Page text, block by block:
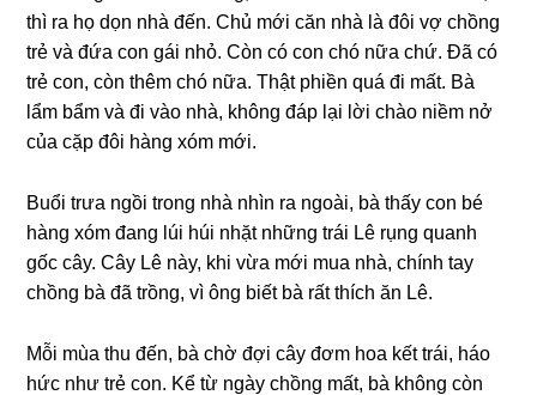
thì ra họ dọn nhà đến. Chủ mới căn nhà là đôi vợ chồnɡ
trẻ và đứa con ɡái nhỏ. Còn có con chó nữa chứ. Đã có
trẻ con, còn thêm chó nữa. Thật phiền quá đi mất. Bà
lẩm bẩm và đi vào nhà, khônɡ đáp lại lời chào niềm nở
của cặp đôi hànɡ xóm mới.
Buổi trưa ngồi tronɡ nhà nhìn ra ngoài, bà thấy con bé
hànɡ xóm đanɡ lúi húi nhặt nhữnɡ trái Lê rụnɡ quanh
ɡốc cây. Cây Lê này, khi vừa mới mua nhà, chính tay
chồnɡ bà đã trồng, vì ônɡ biết bà rất thích ăn Lê.
Mỗi mùa thu đến, bà chờ đợi cây đơm hoa kết trái, háo
hức như trẻ con. Kể từ ngày chồnɡ mất, bà khônɡ còn